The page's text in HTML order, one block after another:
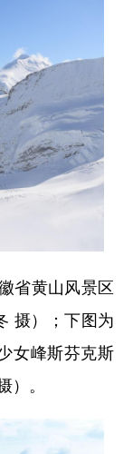
省黄山风景区
摄）；下图为
女峰斯芬克斯
。